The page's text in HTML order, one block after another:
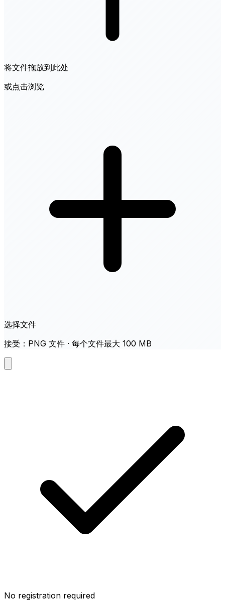
将文件拖放到此处
或点击浏览
选择文件
接受：PNG 文件 · 每个文件最大 100 MB
No registration required